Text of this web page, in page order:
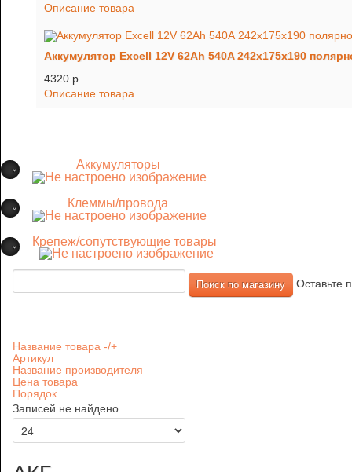
Описание товара
Аккумулятор Excell 12V 62Ah 540A 242х175х190
4320 p.
Описание товара
Аккумуляторы
Клеммы/провода
Крепеж/сопутствующие товары
Оставьте
Название товара -/+
Артикул
Название производителя
Цена товара
Порядок
Записей не найдено